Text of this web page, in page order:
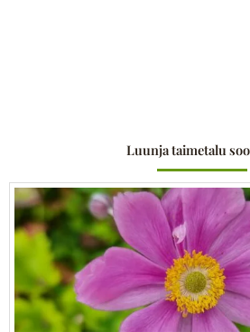
Luunja taimetalu